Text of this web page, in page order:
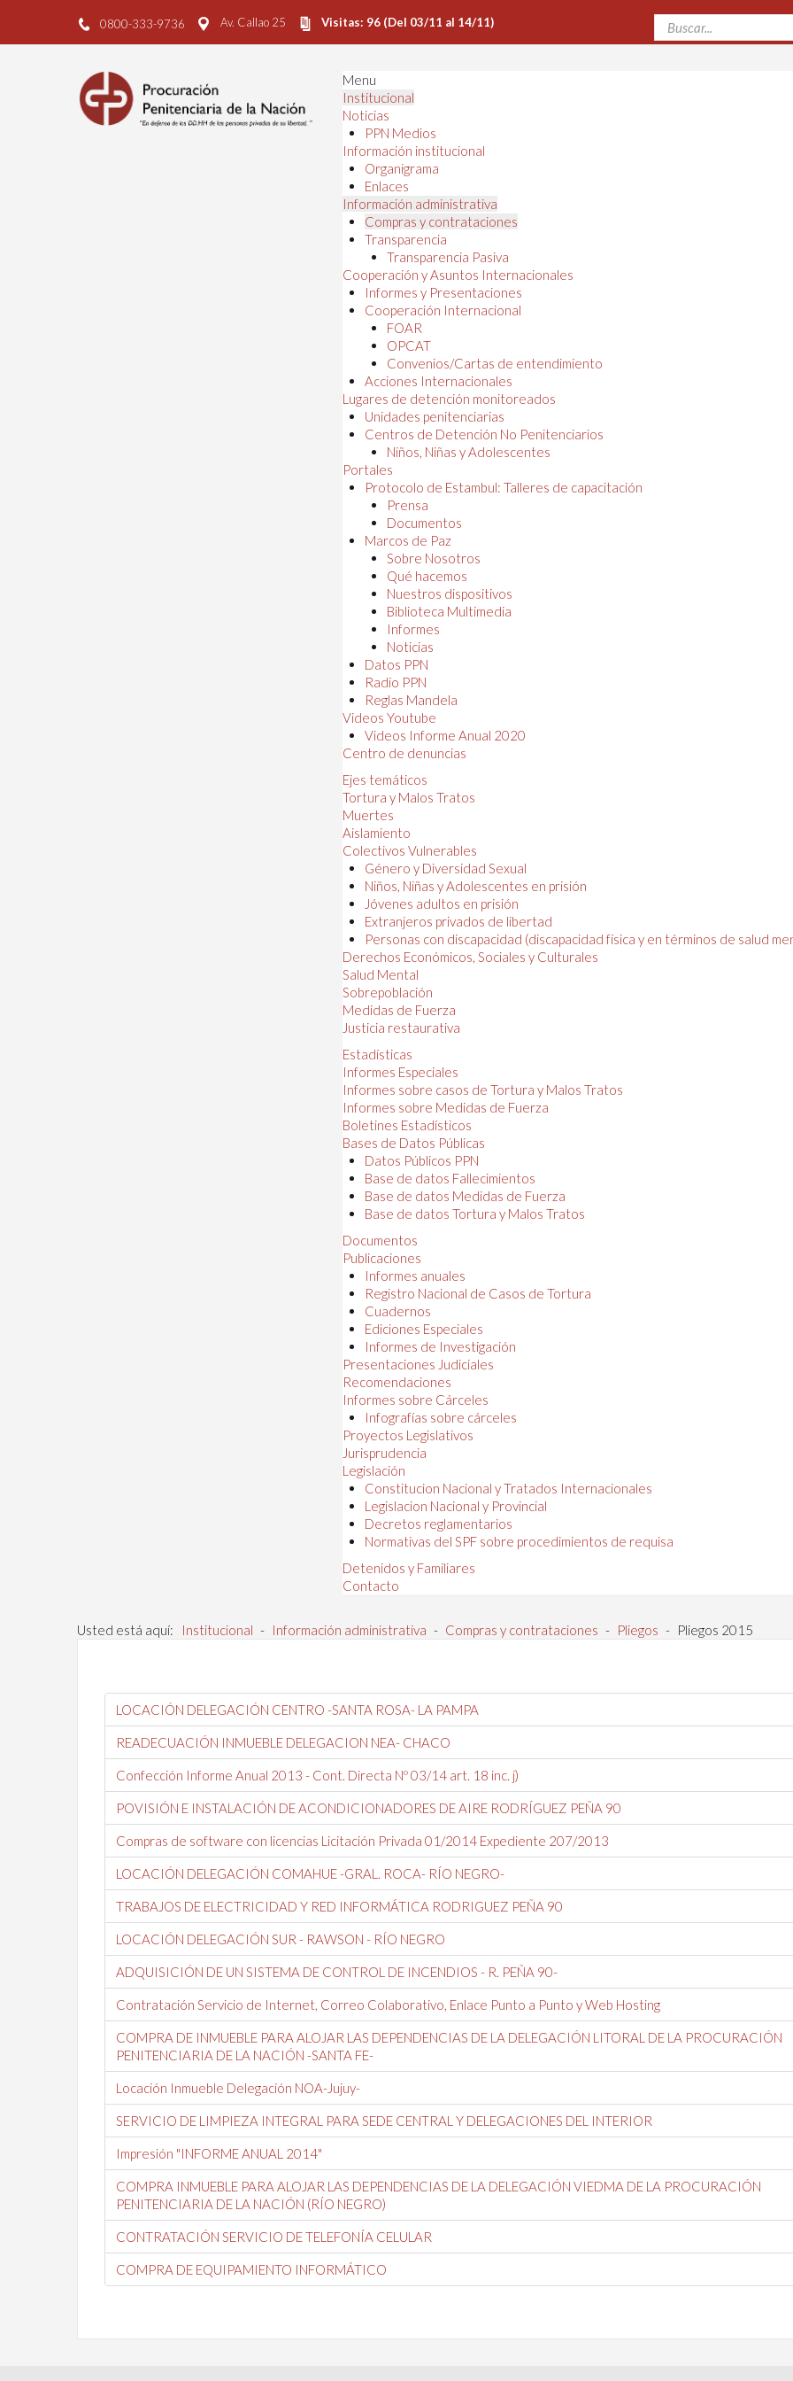
0800-333-9736 Av. Callao 25 Visitas: 96 (Del 03/11 al 14/11)
Menu
Institucional
Noticias
PPN Medios
Información institucional
Organigrama
Enlaces
Información administrativa
Compras y contrataciones
Transparencia
Transparencia Pasiva
Cooperación y Asuntos Internacionales
Informes y Presentaciones
Cooperación Internacional
FOAR
OPCAT
Convenios/Cartas de entendimiento
Acciones Internacionales
Lugares de detención monitoreados
Unidades penitenciarias
Centros de Detención No Penitenciarios
Niños, Niñas y Adolescentes
Portales
Protocolo de Estambul: Talleres de capacitación
Prensa
Documentos
Marcos de Paz
Sobre Nosotros
Qué hacemos
Nuestros dispositivos
Biblioteca Multimedia
Informes
Noticias
Datos PPN
Radio PPN
Reglas Mandela
Videos Youtube
Videos Informe Anual 2020
Centro de denuncias
Ejes temáticos
Tortura y Malos Tratos
Muertes
Aislamiento
Colectivos Vulnerables
Género y Diversidad Sexual
Niños, Niñas y Adolescentes en prisión
Jóvenes adultos en prisión
Extranjeros privados de libertad
Personas con discapacidad (discapacidad física y en términos de salud
Derechos Económicos, Sociales y Culturales
Salud Mental
Sobrepoblación
Medidas de Fuerza
Justicia restaurativa
Estadísticas
Informes Especiales
Informes sobre casos de Tortura y Malos Tratos
Informes sobre Medidas de Fuerza
Boletines Estadísticos
Bases de Datos Públicas
Datos Públicos PPN
Base de datos Fallecimientos
Base de datos Medidas de Fuerza
Base de datos Tortura y Malos Tratos
Documentos
Publicaciones
Informes anuales
Registro Nacional de Casos de Tortura
Cuadernos
Ediciones Especiales
Informes de Investigación
Presentaciones Judiciales
Recomendaciones
Informes sobre Cárceles
Infografías sobre cárceles
Proyectos Legislativos
Jurisprudencia
Legislación
Constitucion Nacional y Tratados Internacionales
Legislacion Nacional y Provincial
Decretos reglamentarios
Normativas del SPF sobre procedimientos de requisa
Detenidos y Familiares
Contacto
Usted está aquí: Institucional - Información administrativa - Compras y contrataciones - Pliegos - Pliegos 2015
LOCACIÓN DELEGACIÓN CENTRO -SANTA ROSA- LA PAMPA
READECUACIÓN INMUEBLE DELEGACION NEA- CHACO
Confección Informe Anual 2013 - Cont. Directa Nº 03/14 art. 18 inc. j)
POVISIÓN E INSTALACIÓN DE ACONDICIONADORES DE AIRE RODRÍGUEZ PEÑA 90
Compras de software con licencias Licitación Privada 01/2014 Expediente 207/2013
LOCACIÓN DELEGACIÓN COMAHUE -GRAL. ROCA- RÍO NEGRO-
TRABAJOS DE ELECTRICIDAD Y RED INFORMÁTICA RODRIGUEZ PEÑA 90
LOCACIÓN DELEGACIÓN SUR - RAWSON - RÍO NEGRO
ADQUISICIÓN DE UN SISTEMA DE CONTROL DE INCENDIOS - R. PEÑA 90-
Contratación Servicio de Internet, Correo Colaborativo, Enlace Punto a Punto y Web Hosting
COMPRA DE INMUEBLE PARA ALOJAR LAS DEPENDENCIAS DE LA DELEGACIÓN LITORAL DE LA PROCURACIÓN
PENITENCIARIA DE LA NACIÓN -SANTA FE-
Locación Inmueble Delegación NOA-Jujuy-
SERVICIO DE LIMPIEZA INTEGRAL PARA SEDE CENTRAL Y DELEGACIONES DEL INTERIOR
Impresión "INFORME ANUAL 2014"
COMPRA INMUEBLE PARA ALOJAR LAS DEPENDENCIAS DE LA DELEGACIÓN VIEDMA DE LA PROCURACIÓN
PENITENCIARIA DE LA NACIÓN (RÍO NEGRO)
CONTRATACIÓN SERVICIO DE TELEFONÍA CELULAR
COMPRA DE EQUIPAMIENTO INFORMÁTICO